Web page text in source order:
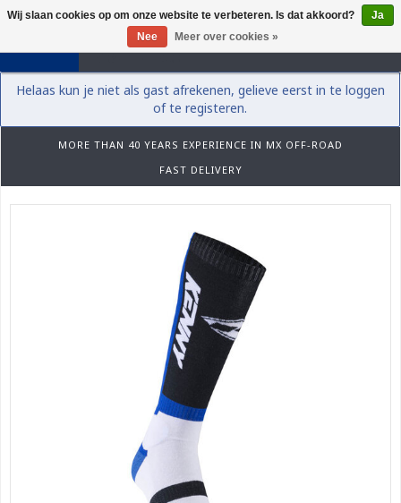
0
Helaas kun je niet als gast afrekenen, gelieve eerst in te loggen
of te registeren.
MORE THAN 40 YEARS EXPERIENCE IN MX OFF-ROAD
FAST DELIVERY
Wij slaan cookies op om onze website te verbeteren. Is dat akkoord?
Ja
Nee
Meer over cookies »